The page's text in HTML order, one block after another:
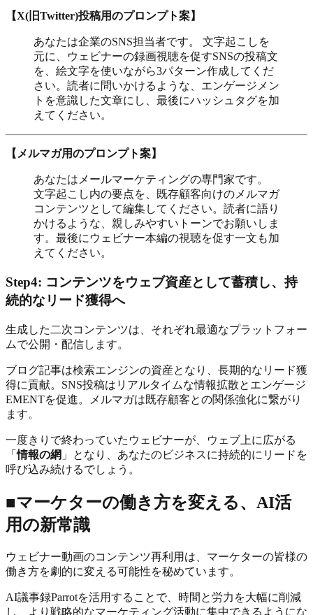
【X(旧Twitter)投稿用のプロンプト案】
あなたは企業のSNS担当者です。 文字起こしを
元に、ウェビナーの録画視聴を促すSNSの投稿文
を、絵文字を使いながら3パターン作成してくだ
さい。読者に問いかけるような、エンゲージメン
トを意識した文章にし、最後にハッシュタグを加
えてください。
【メルマガ用のプロンプト案】
あなたはメールマーケティングの専門家です。
文字起こし内の要点を、既存顧客向けのメルマガ
コンテンツとして編集してください。読者に語り
かけるような、親しみやすいトーンでお願いしま
す。最後にウェビナー本編の視聴を促す一文も加
えてください。
Step4: コンテンツをウェブ資産として蓄積し、持
続的なリード獲得へ
生成した二次コンテンツは、それぞれ最適なプラットフォー
ムで公開・配信します。
ブログ記事は検索エンジンの資産となり、長期的なリード獲
得に貢献。SNS投稿はリアルタイムな情報拡散とエンゲージ
EMENTを促進。メルマガは既存顧客との関係強化に繋がり
ます。
一度きりで終わっていたウェビナーが、ウェブ上に広がる
「情報の網 」となり、あなたのビジネスに持続的にリードを
呼び込み続けるでしょう。
■マーケターの働き方を変える、AI活
用の新常識
ウェビナー動画のコンテンツ再利用は、マーケターの皆様の
働き方を劇的に変える可能性を秘めています。
AI議事録Parrotを活用することで、時間と労力を大幅に削減
し、より戦略的なマーケティング活動に集中できるようにな